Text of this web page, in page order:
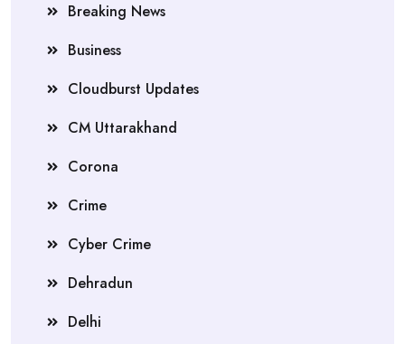
Breaking News
Business
Cloudburst Updates
CM Uttarakhand
Corona
Crime
Cyber Crime
Dehradun
Delhi